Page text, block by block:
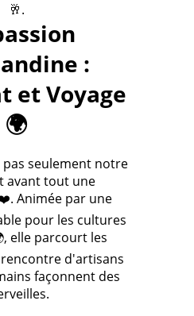
🥂.
:
et Voyage
🌍
seulement notre
avant tout une
Animée par une
pour les cultures
elle parcourt les
d'artisans
façonnent des